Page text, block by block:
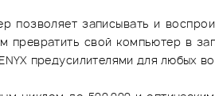
позволяет записывать и
превратить свой компьютер в
предусилителями для любых